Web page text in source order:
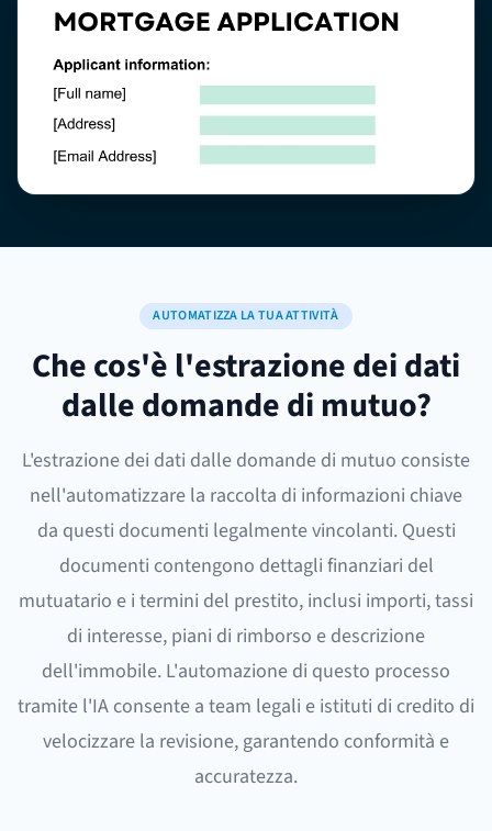
AUTOMATIZZA LA TUA ATTIVITÀ
Che cos'è l'estrazione dei dati
dalle domande di mutuo?
L'estrazione dei dati dalle domande di mutuo consiste
nell'automatizzare la raccolta di informazioni chiave
da questi documenti legalmente vincolanti. Questi
documenti contengono dettagli finanziari del
mutuatario e i termini del prestito, inclusi importi, tassi
di interesse, piani di rimborso e descrizione
dell'immobile. L'automazione di questo processo
tramite l'IA consente a team legali e istituti di credito di
velocizzare la revisione, garantendo conformità e
accuratezza.